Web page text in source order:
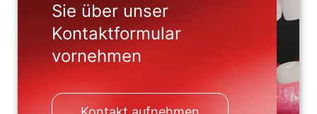
Sie über unser
Kontaktformular
vornehmen